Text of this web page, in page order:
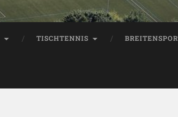
TISCHTENNIS